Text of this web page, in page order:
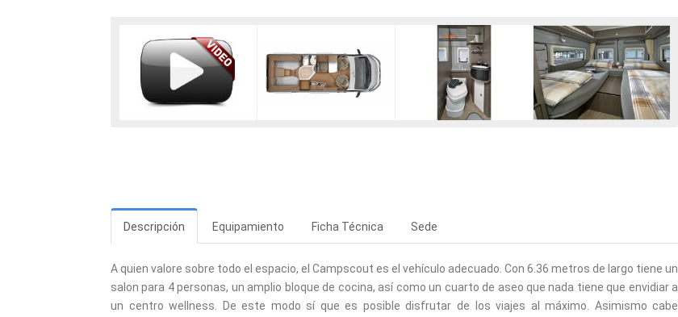
Descripción Equipamiento Ficha Técnica Sede
A quien valore sobre todo el espacio, el Campscout es el vehículo adecuado. Con 6.36 metros de largo tiene un
salon para 4 personas, un amplio bloque de cocina, así como un cuarto de aseo que nada tiene que envidiar a
un centro wellness. De este modo sí que es posible disfrutar de los viajes al máximo. Asimismo cabe